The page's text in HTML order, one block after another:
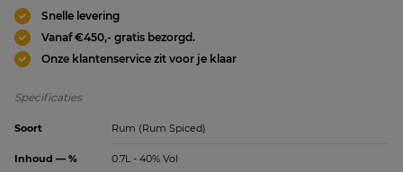
Snelle levering
Vanaf €450,- gratis bezorgd.
Onze klantenservice zit voor je klaar
Specificaties
Soort Rum (Rum Spiced)
Inhoud — % 0.7L - 40% Vol